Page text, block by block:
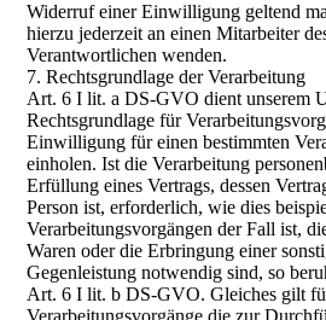
Widerruf einer Einwilligung geltend
hierzu jederzeit an einen Mitarbeiter
Verantwortlichen wenden.
7. Rechtsgrundlage der Verarbeitung
Art. 6 I lit. a DS-GVO dient unserem
Rechtsgrundlage für
Einwilligung für einen bestimmten
einholen. Ist die Verarbeitung
Erfüllung eines Vertrags, dessen
Person ist, erforderlich, wie dies
Verarbeitungsvorgängen der Fall ist,
Waren oder die Erbringung einer
Gegenleistung notwendig sind, so
Art. 6 I lit. b DS-GVO. Gleiches gilt
Verarbeitungsvorgänge die zur